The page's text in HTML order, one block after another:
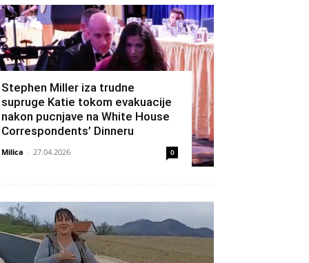
Stephen Miller iza trudne
supruge Katie tokom evakuacije
nakon pucnjave na White House
Correspondents’ Dinneru
Milica - 27.04.2026 0